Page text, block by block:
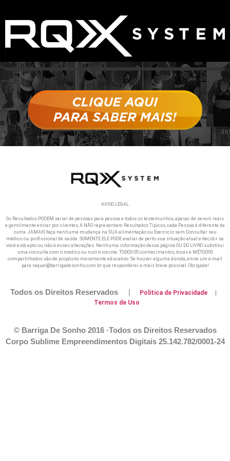
AVISO LEGAL
Os Resultados PODEM variar de pessoas para pessoa e todos os testemunhos, apesar de serem reais
e gentilmente enviar por clientes, A NÃO representam Resultados Típicos, cada Pessoa é diferente da
outra. JAMAIS faça nenhuma mudança na SUA alimentação ou Exercicio sem Consultar seu
médico ou profissional de saúde. SOMENTE ELE PODE avaliar de perto sua situação atual e decidir se
você está apto ou não à essas alterações. Nenhuma informação dessa página OU DO LIVRO substitui
uma consulta com o médico ou nutricionista. TODOS OS conhecimentos, dicas e MÉTODOS
compartilhados são de propósito meramente educativo. Se houver alguma dúvida, envie um e-mail
para raquel@barrigadesonho.com.br que responderei o mais breve possível. Obrigada!
Todos os Direitos Reservados | Política de Privacidade
|
Termos de Uso
© Barriga De Sonho 2016 ·Todos os Direitos Reservados
Corpo Sublime Empreendimentos Digitais 25.142.782/0001-24